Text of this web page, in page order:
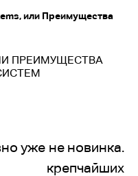
или Преимущества
ПРЕИМУЩЕСТВА
уже не новинка.